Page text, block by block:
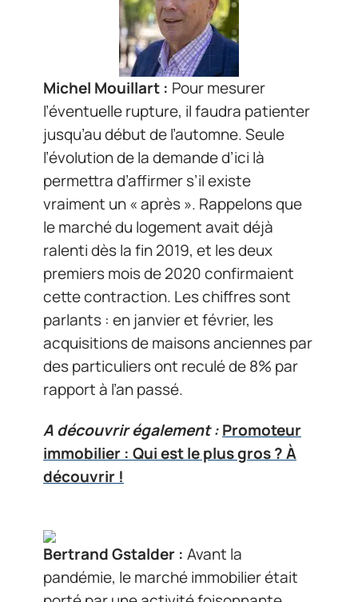
Michel Mouillart : Pour mesurer
l’éventuelle rupture, il faudra patienter
jusqu’au début de l’automne. Seule
l’évolution de la demande d’ici là
permettra d’affirmer s’il existe
vraiment un « après ». Rappelons que
le marché du logement avait déjà
ralenti dès la fin 2019, et les deux
premiers mois de 2020 confirmaient
cette contraction. Les chiffres sont
parlants : en janvier et février, les
acquisitions de maisons anciennes par
des particuliers ont reculé de 8% par
rapport à l’an passé.
A découvrir également :Promoteur
immobilier : Qui est le plus gros ? À
découvrir !
Bertrand Gstalder : Avant la
pandémie, le marché immobilier était